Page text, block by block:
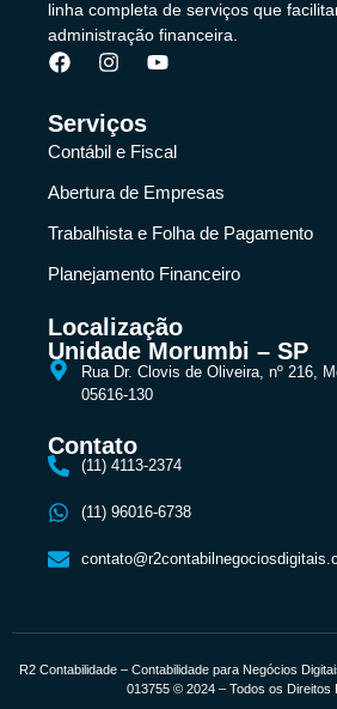
linha completa de serviços que
administração financeira.
Serviços
Contábil e Fiscal
Abertura de Empresas
Trabalhista e Folha de Pagamento
Planejamento Financeiro
Localização
Unidade Morumbi – SP
Rua Dr. Clovis de Oliveira, nº 216,
05616-130
Contato
(11) 4113-2374
(11) 96016-6738
R2 Contabilidade – Contabilidade para Negócios
013755 © 2024 – Todos os Direitos